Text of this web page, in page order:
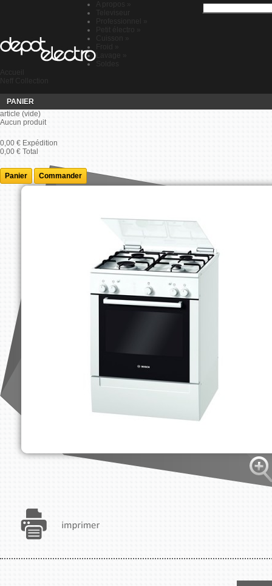
PANIER
article (vide)
Aucun produit
0,00 € Expédition
0,00 € Total
Panier Commander